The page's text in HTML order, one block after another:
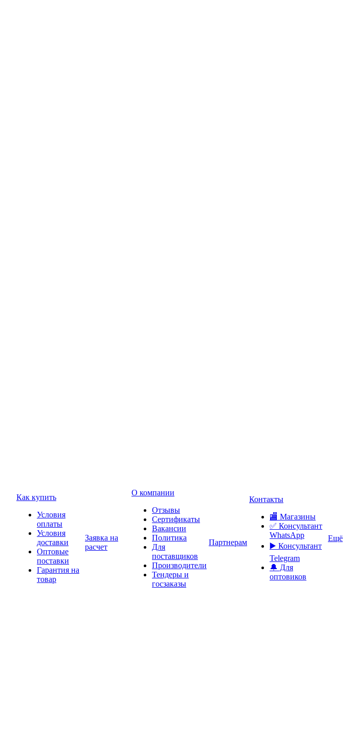
Как купить
Условия
оплаты
Условия
доставки
Оптовые
поставки
Гарантия на
товар
Заявка на
расчет
О компании
Отзывы
Сертификаты
Вакансии
Политика
Для
поставщиков
Производители
Тендеры и
госзаказы
Партнерам
Контакты
🏬 Магазины
✅️ Консультант
WhatsApp
▶️ Консультант
Telegram
🔔 Для
оптовиков
Ещё